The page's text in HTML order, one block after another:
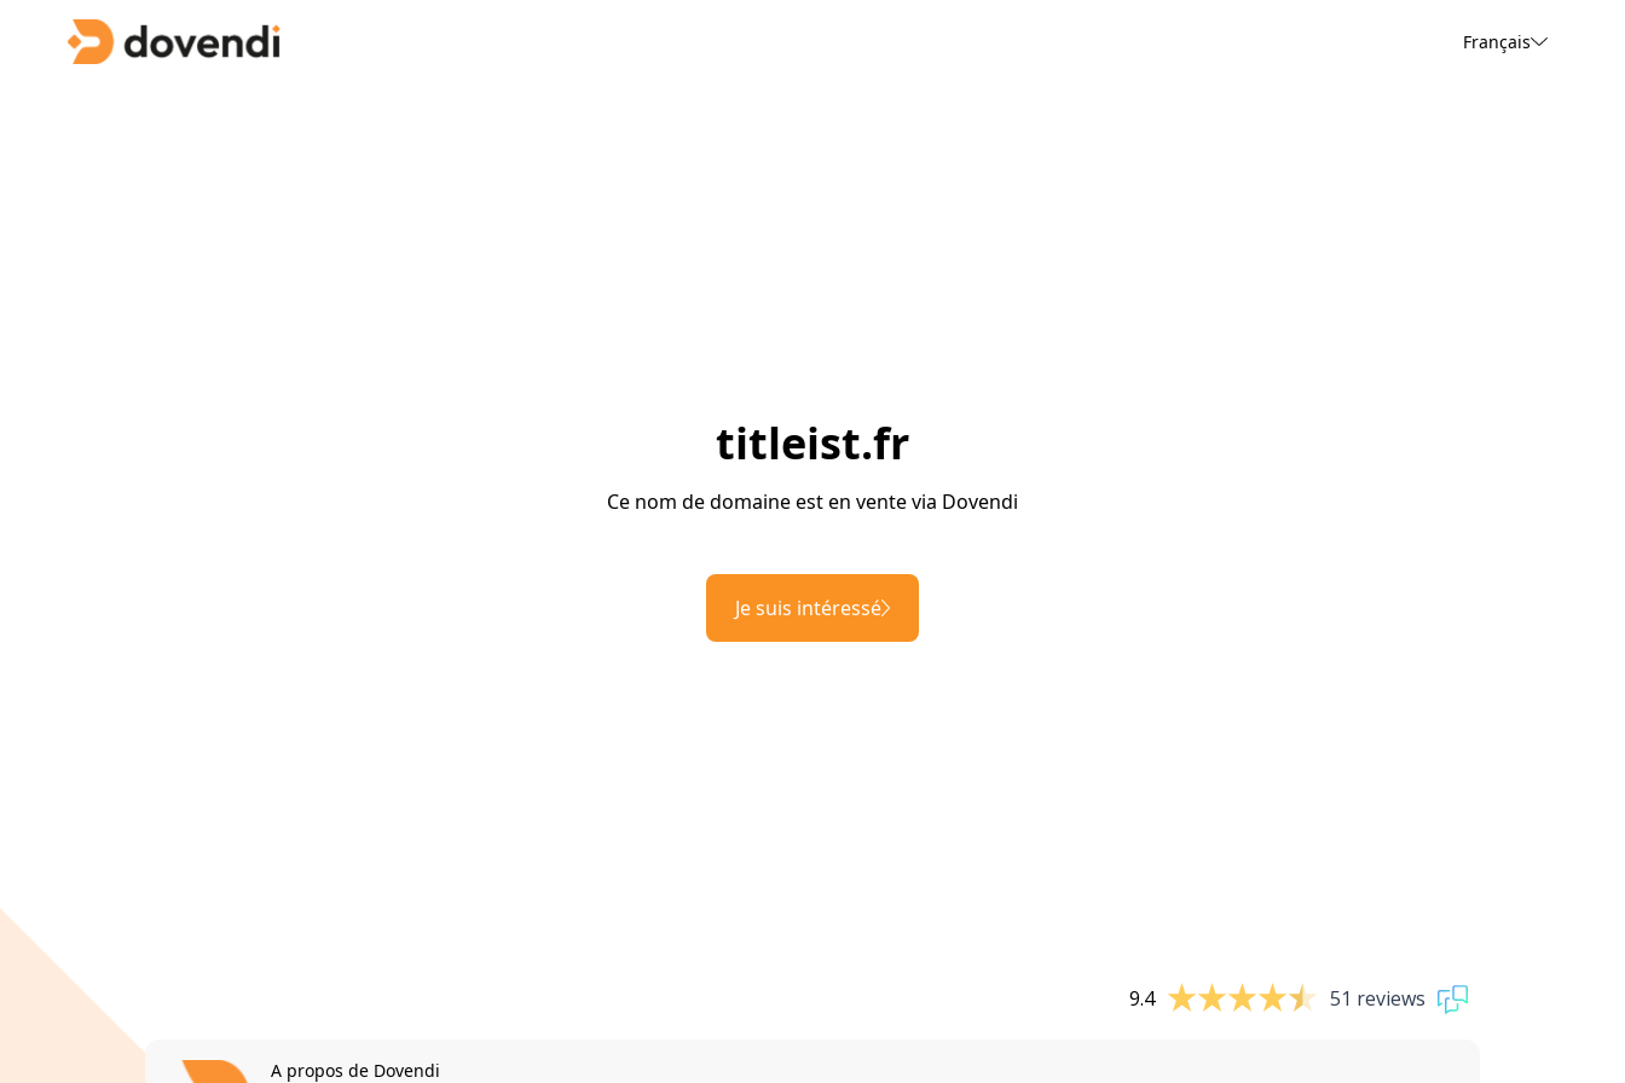
Français
titleist.fr
Ce nom de domaine est en vente via Dovendi
Je suis intéressé
9.4 51 reviews
A propos de Dovendi